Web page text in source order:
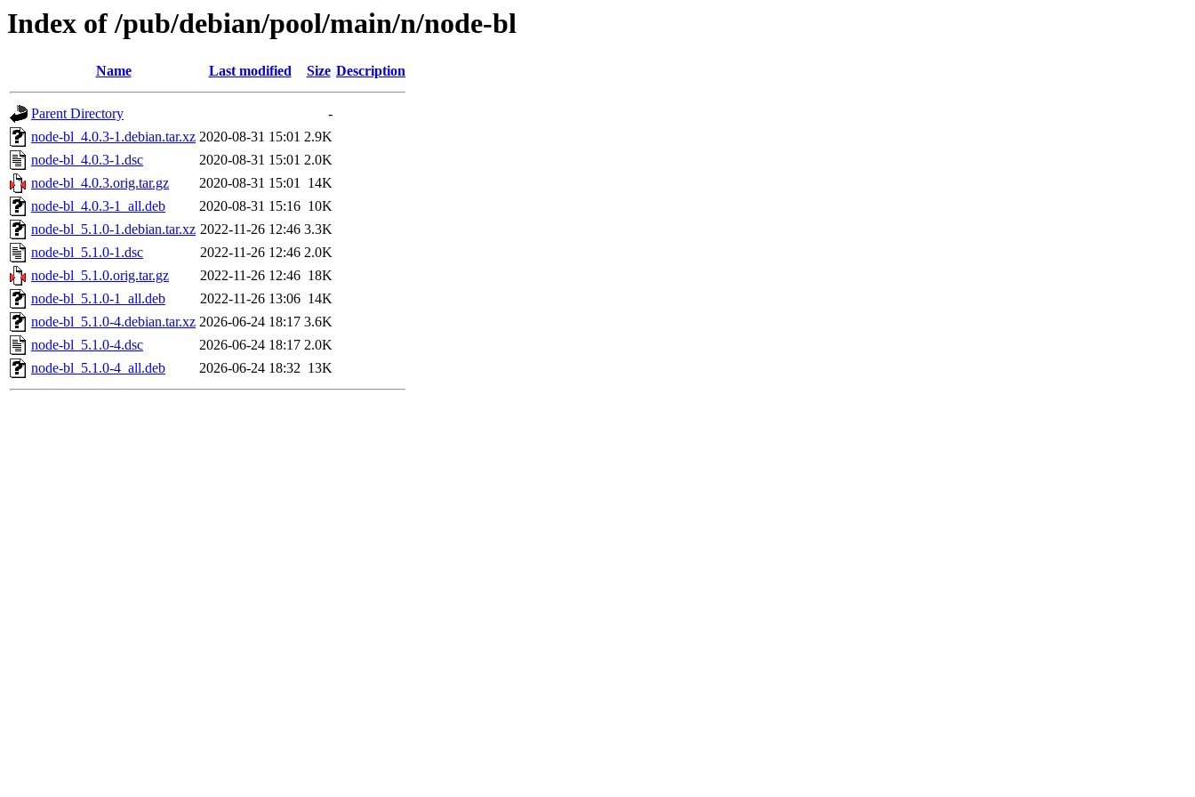
Index of /pub/debian/pool/main/n/node-bl
Name Last modified Size Description
Parent Directory
-
node-bl_4.0.3-1.debian.tar.xz 2020-08-31 15:01 2.9K
node-bl_4.0.3-1.dsc
2020-08-31 15:01 2.0K
node-bl_4.0.3.orig.tar.gz
2020-08-31 15:01 14K
node-bl_4.0.3-1_all.deb
2020-08-31 15:16 10K
node-bl_5.1.0-1.debian.tar.xz 2022-11-26 12:46 3.3K
node-bl_5.1.0-1.dsc
2022-11-26 12:46 2.0K
node-bl_5.1.0.orig.tar.gz
2022-11-26 12:46 18K
node-bl_5.1.0-1_all.deb
2022-11-26 13:06 14K
node-bl_5.1.0-4.debian.tar.xz 2026-06-24 18:17 3.6K
node-bl_5.1.0-4.dsc
2026-06-24 18:17 2.0K
node-bl_5.1.0-4_all.deb
2026-06-24 18:32 13K